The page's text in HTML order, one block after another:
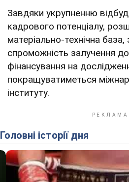
Завдяки укрупненню
кадрового потенціалу,
матеріально-технічна
спроможність залучення
фінансування на
покращуватиметься
інституту.
Головні історії дня